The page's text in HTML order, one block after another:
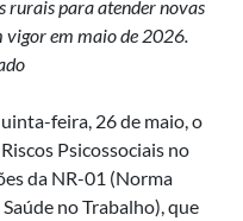
rurais para atender novas
vigor em maio de 2026.
feira, 26 de maio, o
Psicossociais no
da NR-01 (Norma
no Trabalho), que